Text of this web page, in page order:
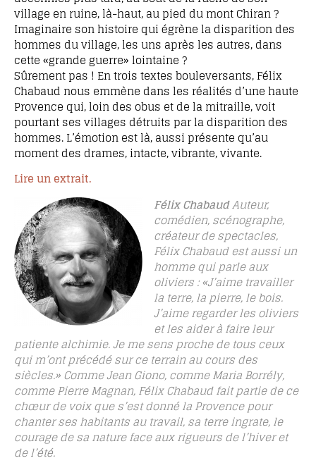
village en ruine, là-haut, au pied du mont Chiran ?
Imaginaire son histoire qui égrène la disparition des
hommes du village, les uns après les autres, dans
cette «grande guerre» lointaine ?
Sûrement pas ! En trois textes bouleversants, Félix
Chabaud nous emmène dans les réalités d’une haute
Provence qui, loin des obus et de la mitraille, voit
pourtant ses villages détruits par la disparition des
hommes. L’émotion est là, aussi présente qu’au
moment des drames, intacte, vibrante, vivante.
Lire un extrait.
Félix ChabaudAuteur,
comédien, scénographe,
créateur de spectacles,
Félix Chabaud est aussi un
homme qui parle aux
oliviers : «J’aime travailler
la terre, la pierre, le bois.
J’aime regarder les oliviers
et les aider à faire leur
patiente alchimie. Je me sens proche de tous ceux
qui m’ont précédé sur ce terrain au cours des
siècles.» Comme Jean Giono, comme Maria Borrély,
comme Pierre Magnan, Félix Chabaud fait partie de ce
chœur de voix que s’est donné la Provence pour
chanter ses habitants au travail, sa terre ingrate, le
courage de sa nature face aux rigueurs de l’hiver et
de l’été.